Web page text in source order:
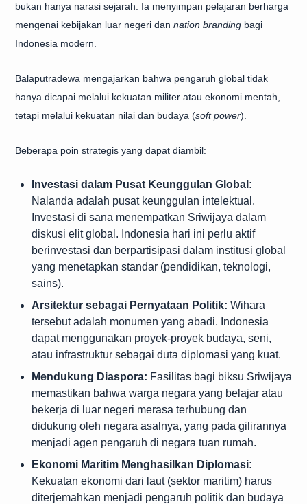
bukan hanya narasi sejarah. Ia menyimpan pelajaran berharga
mengenai kebijakan luar negeri dan nation branding bagi
Indonesia modern.
Balaputradewa mengajarkan bahwa pengaruh global tidak
hanya dicapai melalui kekuatan militer atau ekonomi mentah,
tetapi melalui kekuatan nilai dan budaya (soft power).
Beberapa poin strategis yang dapat diambil:
Investasi dalam Pusat Keunggulan Global:
Nalanda adalah pusat keunggulan intelektual.
Investasi di sana menempatkan Sriwijaya dalam
diskusi elit global. Indonesia hari ini perlu aktif
berinvestasi dan berpartisipasi dalam institusi global
yang menetapkan standar (pendidikan, teknologi,
sains).
Arsitektur sebagai Pernyataan Politik: Wihara
tersebut adalah monumen yang abadi. Indonesia
dapat menggunakan proyek-proyek budaya, seni,
atau infrastruktur sebagai duta diplomasi yang kuat.
Mendukung Diaspora: Fasilitas bagi biksu Sriwijaya
memastikan bahwa warga negara yang belajar atau
bekerja di luar negeri merasa terhubung dan
didukung oleh negara asalnya, yang pada gilirannya
menjadi agen pengaruh di negara tuan rumah.
Ekonomi Maritim Menghasilkan Diplomasi:
Kekuatan ekonomi dari laut (sektor maritim) harus
diterjemahkan menjadi pengaruh politik dan budaya